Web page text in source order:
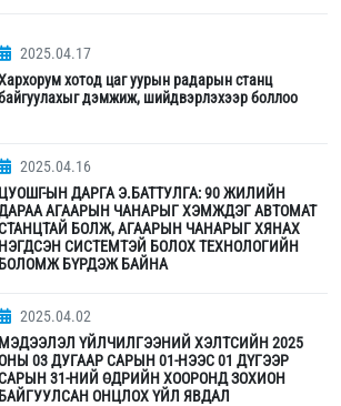
2025.04.17
хотод цаг уурын радарын станц
дэмжиж, шийдвэрлэхээр боллоо
2025.04.16
ЦУОШГ-ЫН ДАРГА Э.БАТТУЛГА: 90 ЖИЛИЙН
АГААРЫН ЧАНАРЫГ ХЭМЖДЭГ АВТОМАТ
БОЛЖ, АГААРЫН ЧАНАРЫГ ХЯНАХ
НЭГДСЭН СИСТЕМТЭЙ БОЛОХ ТЕХНОЛОГИЙН
БОЛОМЖ БҮРДЭЖ БАЙНА
2025.04.02
МЭДЭЭЛЭЛ ҮЙЛЧИЛГЭЭНИЙ ХЭЛТСИЙН 2025
03 ДУГААР САРЫН 01-НЭЭС 01 ДҮГЭЭР
31-НИЙ ӨДРИЙН ХООРОНД ЗОХИОН
БАЙГУУЛСАН ОНЦЛОХ ҮЙЛ ЯВДАЛ